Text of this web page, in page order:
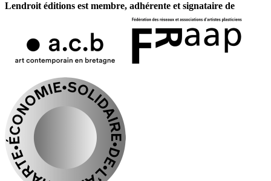
Lendroit éditions est membre, adhérente et signataire de